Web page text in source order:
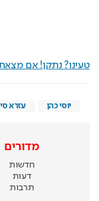
טעינו? נתקן! אם
יוסי כהן עזרא
מדורים
חדשות
דעות
תרבות